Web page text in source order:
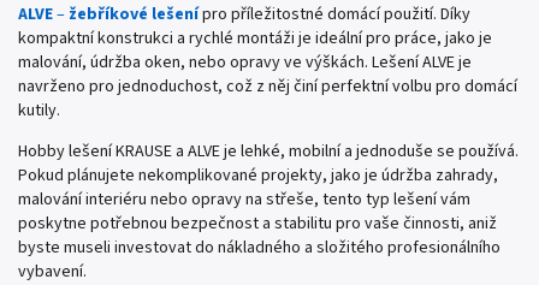
ALVE– žebříkové lešenípro příležitostné domácí použití. Díky
kompaktní konstrukci a rychlé montáži je ideální pro práce, jako je
malování, údržba oken, nebo opravy ve výškách. Lešení ALVE je
navrženo pro jednoduchost, což z něj činí perfektní volbu pro domácí
kutily.
Hobby lešení KRAUSE a ALVE je lehké, mobilní a jednoduše se používá.
Pokud plánujete nekomplikované projekty, jako je údržba zahrady,
malování interiéru nebo opravy na střeše, tento typ lešení vám
poskytne potřebnou bezpečnost a stabilitu pro vaše činnosti, aniž
byste museli investovat do nákladného a složitého profesionálního
vybavení.